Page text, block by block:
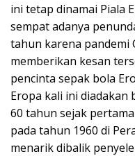
ini tetap dinamai Piala
sempat adanya
tahun karena pandemi
memberikan kesan
pencinta sepak bola
Eropa kali ini diadakan
60 tahun sejak
pada tahun 1960 di
menarik dibalik